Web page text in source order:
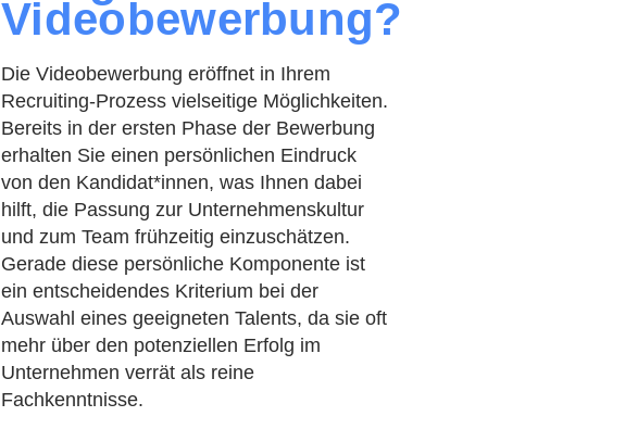
Videobewerbung?
Die Videobewerbung eröffnet in Ihrem
Recruiting-Prozess vielseitige Möglichkeiten.
Bereits in der ersten Phase der Bewerbung
erhalten Sie einen persönlichen Eindruck
von den Kandidat*innen, was Ihnen dabei
hilft, die Passung zur Unternehmenskultur
und zum Team frühzeitig einzuschätzen.
Gerade diese persönliche Komponente ist
ein entscheidendes Kriterium bei der
Auswahl eines geeigneten Talents, da sie oft
mehr über den potenziellen Erfolg im
Unternehmen verrät als reine
Fachkenntnisse.